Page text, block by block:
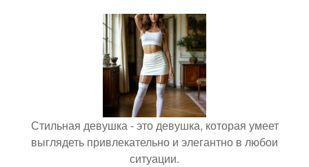
Стильная девушка - это девушка, которая умеет
выглядеть привлекательно и элегантно в любои
ситуации.